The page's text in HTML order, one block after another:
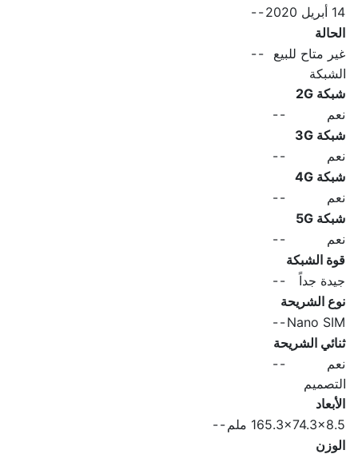
14 أبريل 2020
-
-
الحالة
غير متاح للبيع
-
-
الشبكة
شبكة 2G
نعم
-
-
شبكة 3G
نعم
-
-
شبكة 4G
نعم
-
-
شبكة 5G
نعم
-
-
قوة الشبكة
جيدة جداً
-
-
نوع الشريحة
Nano SIM
-
-
ثنائي الشريحة
نعم
-
-
التصميم
الأبعاد
165.3x74.3x8.5 ملم
-
-
الوزن